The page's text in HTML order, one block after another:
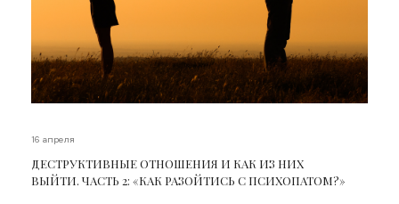
16 апреля
ДЕСТРУКТИВНЫЕ ОТНОШЕНИЯ И КАК ИЗ НИХ
ВЫЙТИ. ЧАСТЬ 2: «КАК РАЗОЙТИСЬ С ПСИХОПАТОМ?»